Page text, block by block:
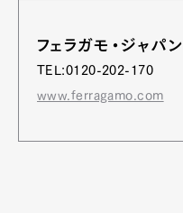
フェラガモ・ジャパン
TEL:0120-202-170
www.ferragamo.com